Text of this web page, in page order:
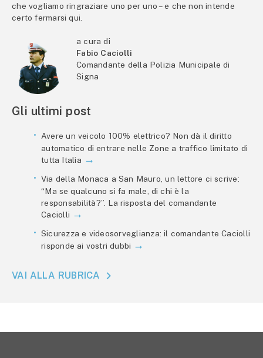
che vogliamo ringraziare uno per uno – e che non intende
certo fermarsi qui.
a cura di
Fabio Caciolli
Comandante della Polizia Municipale di
Signa
Gli ultimi post
Avere un veicolo 100% elettrico? Non dà il diritto
automatico di entrare nelle Zone a traffico limitato di
tutta Italia
Via della Monaca a San Mauro, un lettore ci scrive:
“Ma se qualcuno si fa male, di chi è la
responsabilità?”. La risposta del comandante
Caciolli
Sicurezza e videosorveglianza: il comandante Caciolli
risponde ai vostri dubbi
VAI ALLA RUBRICA